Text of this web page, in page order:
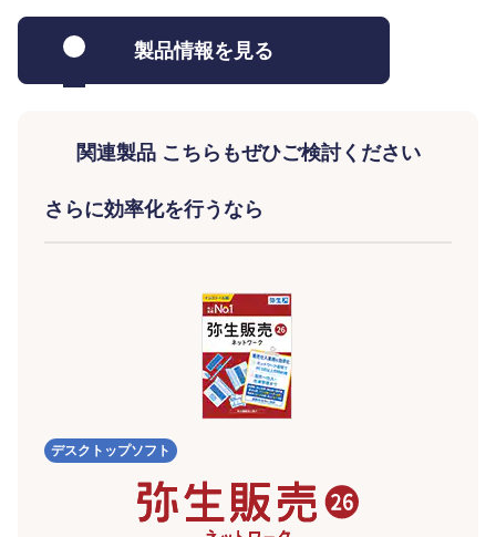
製品情報を見る
関連製品 こちらもぜひご検討ください
さらに効率化を行うなら
デスクトップソフト